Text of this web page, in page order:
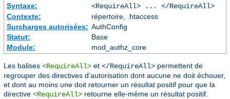
Syntaxe:
<RequireAll> ... </RequireAll>
Contexte:
répertoire, .htaccess
Surcharges autorisées: AuthConfig
Statut:
Base
Module:
mod_authz_core
Les balises <RequireAll> et </RequireAll> permettent de
regrouper des directives d'autorisation dont aucune ne doit échouer,
et dont au moins une doit retourner un résultat positif pour que la
directive <RequireAll> retourne elle-même un résultat positif.